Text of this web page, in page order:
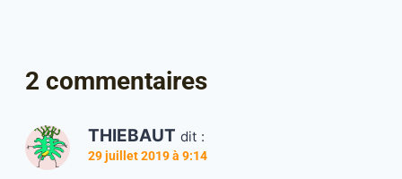
2 commentaires
THIEBAUT dit :
29 juillet 2019 à 9:14